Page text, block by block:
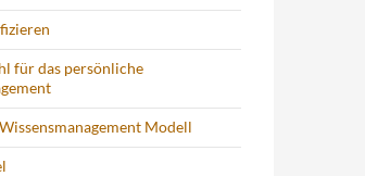
für das persönliche
Modell